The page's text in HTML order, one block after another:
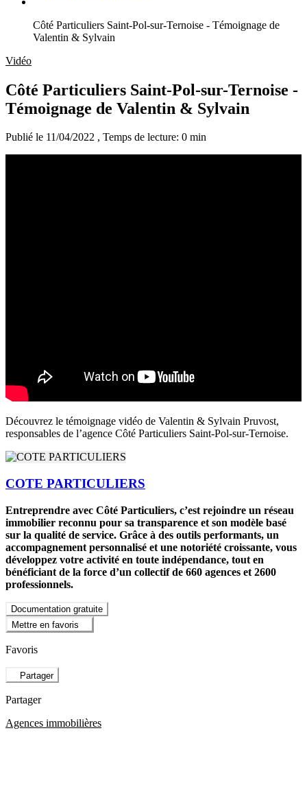
Côté Particuliers Saint-Pol-sur-Ternoise - Témoignage de
Valentin & Sylvain
Vidéo
Côté Particuliers Saint-Pol-sur-Ternoise -
Témoignage de Valentin & Sylvain
Publié le 11/04/2022 , Temps de lecture: 0 min
Découvrez le témoignage vidéo de Valentin & Sylvain Pruvost,
responsables de l’agence Côté Particuliers Saint-Pol-sur-Ternoise.
COTE PARTICULIERS
Entreprendre avec Côté Particuliers, c’est rejoindre un réseau
immobilier reconnu pour sa transparence et son modèle basé
sur la qualité de service. Grâce à des outils performants, un
accompagnement personnalisé et une notoriété croissante, vous
développez votre activité en toute indépendance, tout en
bénéficiant de la force d’un collectif de 660 agences et 2600
professionnels.
Documentation gratuite
Mettre en favoris
Favoris
Partager
Partager
Agences immobilières